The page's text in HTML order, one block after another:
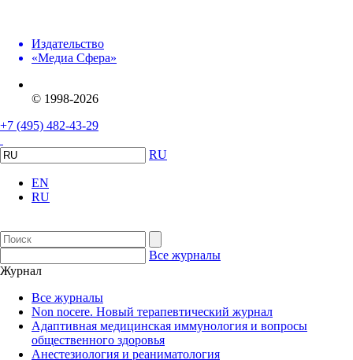
Издательство
«Медиа Сфера»
© 1998-2026
+7 (495) 482-43-29
RU
EN
RU
Все журналы
Журнал
Все журналы
Non nocere. Новый терапевтический журнал
Адаптивная медицинская иммунология и вопросы
общественного здоровья
Анестезиология и реаниматология